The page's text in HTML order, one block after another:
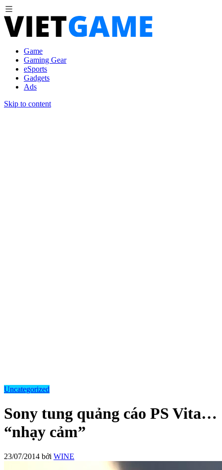
Game
Gaming Gear
eSports
Gadgets
Ads
Skip to content
Uncategorized
Sony tung quảng cáo PS Vita…
“nhạy cảm”
23/07/2014 bởi WINE